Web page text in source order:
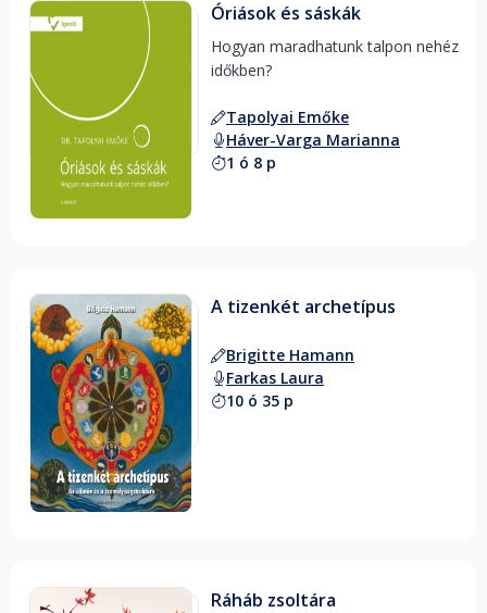
Óriások és sáskák
Hogyan maradhatunk talpon nehéz
Tapolyai Emőke
Háver-Varga Marianna
1 ó 8 p
A tizenkét archetípus
Brigitte Hamann
Farkas Laura
10 ó 35 p
Ráháb zsoltára